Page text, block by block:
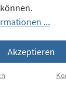
...
Akzeptieren